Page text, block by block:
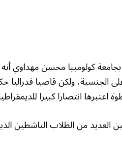
كولومبيا محسن مهداوي
ولكن قاضيا فدراليا
انتصارا كبيرا
من الطلاب الناشطين